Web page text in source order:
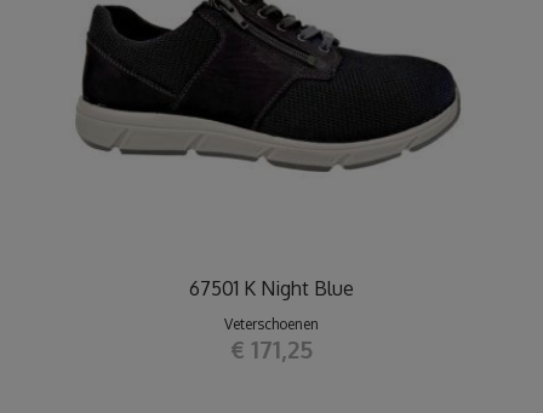
67501 K Night Blue
Veterschoenen
€ 171,25